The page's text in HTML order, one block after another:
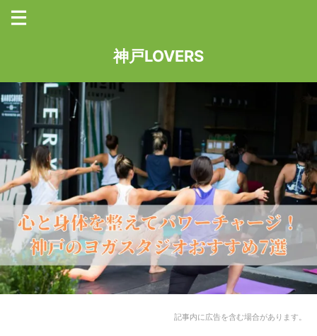
神戸LOVERS
記事内に広告を含む場合があります。